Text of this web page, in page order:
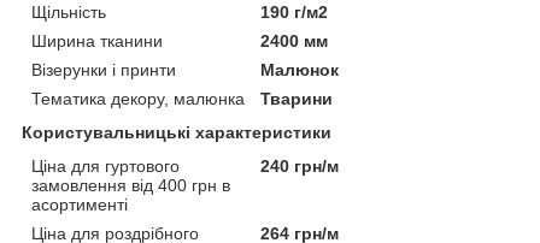
Щільність
190 г/м2
Ширина тканини
2400 мм
Візерунки і принти
Малюнок
Тематика декору, малюнка
Тварини
Користувальницькі характеристики
Ціна для гуртового
замовлення від 400 грн в
асортименті
240 грн/м
Ціна для роздрібного
264 грн/м